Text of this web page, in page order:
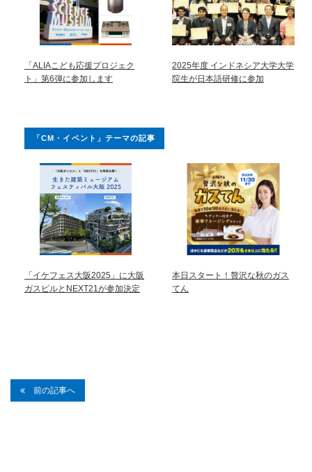
「ALIAこども応援プロジェク
ト」第6弾に参加します
2025年度 インドネシア大学大学
院生が日本語研修に参加
「CM・イベント」テーマの記事
「イケフェス大阪2025」に大阪
ガスビルとNEXT21が参加決定
本日スタート！贅沢な秋のガス
てん
前の記事へ